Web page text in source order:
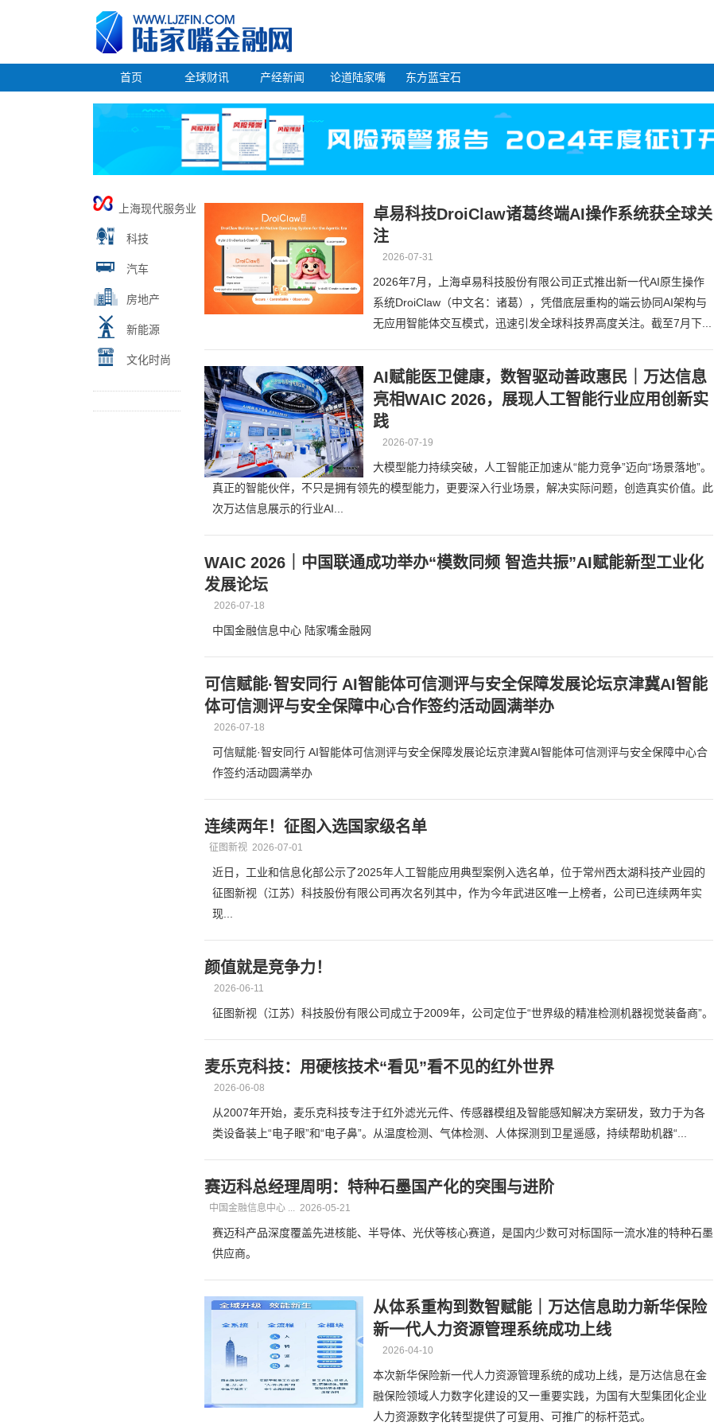
首页 全球财讯 产经新闻 论道陆家嘴 东方蓝宝石
上海现代服务业
科技
汽车
房地产
新能源
文化时尚
卓易科技DroiClaw诸葛终端AI操作系统获全球关
注
2026-07-31
2026年7月，上海卓易科技股份有限公司正式推出新一代AI原生操作
系统DroiClaw（中文名：诸葛），凭借底层重构的端云协同AI架构与
无应用智能体交互模式，迅速引发全球科技界高度关注。截至7月下...
AI赋能医卫健康，数智驱动善政惠民｜万达信息
亮相WAIC 2026，展现人工智能行业应用创新实
践
2026-07-19
大模型能力持续突破，人工智能正加速从“能力竞争”迈向“场景落地”。
真正的智能伙伴，不只是拥有领先的模型能力，更要深入行业场景，解决实际问题，创造真实价值。此
次万达信息展示的行业AI...
WAIC 2026｜中国联通成功举办“模数同频 智造共振”AI赋能新型工业化
发展论坛
2026-07-18
中国金融信息中心 陆家嘴金融网
可信赋能·智安同行 AI智能体可信测评与安全保障发展论坛京津冀AI智能
体可信测评与安全保障中心合作签约活动圆满举办
2026-07-18
可信赋能·智安同行 AI智能体可信测评与安全保障发展论坛京津冀AI智能体可信测评与安全保障中心合
作签约活动圆满举办
连续两年！征图入选国家级名单
征图新视 2026-07-01
近日，工业和信息化部公示了2025年人工智能应用典型案例入选名单，位于常州西太湖科技产业园的
征图新视（江苏）科技股份有限公司再次名列其中，作为今年武进区唯一上榜者，公司已连续两年实
现...
颜值就是竞争力！
2026-06-11
征图新视（江苏）科技股份有限公司成立于2009年，公司定位于“世界级的精准检测机器视觉装备商”。
麦乐克科技：用硬核技术“看见”看不见的红外世界
2026-06-08
从2007年开始，麦乐克科技专注于红外滤光元件、传感器模组及智能感知解决方案研发，致力于为各
类设备装上“电子眼”和“电子鼻”。从温度检测、气体检测、人体探测到卫星遥感，持续帮助机器“...
赛迈科总经理周明：特种石墨国产化的突围与进阶
中国金融信息中心 ... 2026-05-21
赛迈科产品深度覆盖先进核能、半导体、光伏等核心赛道，是国内少数可对标国际一流水准的特种石墨
供应商。
从体系重构到数智赋能｜万达信息助力新华保险
新一代人力资源管理系统成功上线
2026-04-10
本次新华保险新一代人力资源管理系统的成功上线，是万达信息在金
融保险领域人力数字化建设的又一重要实践，为国有大型集团化企业
人力资源数字化转型提供了可复用、可推广的标杆范式。